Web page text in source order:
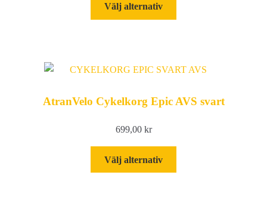
Välj alternativ
varianter.
olika
väljas
AtranVelo Cykelkorg Epic AVS svart
699,00 kr
Välj alternativ